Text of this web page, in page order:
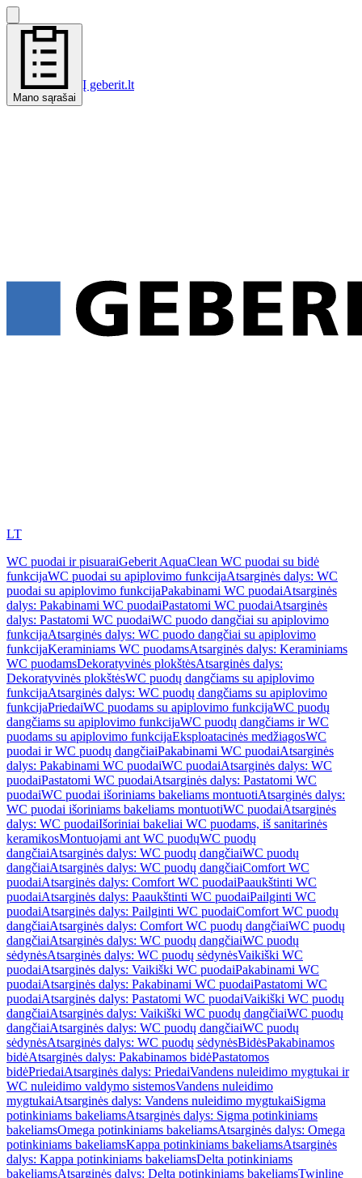
Mano sąrašai
Į geberit.lt
LT
WC puodai ir pisuaraiGeberit AquaClean WC puodai su bidė
funkcijaWC puodai su apiplovimo funkcijaAtsarginės dalys: WC
puodai su apiplovimo funkcijaPakabinami WC puodaiAtsarginės
dalys: Pakabinami WC puodaiPastatomi WC puodaiAtsarginės
dalys: Pastatomi WC puodaiWC puodo dangčiai su apiplovimo
funkcijaAtsarginės dalys: WC puodo dangčiai su apiplovimo
funkcijaKeraminiams WC puodamsAtsarginės dalys: Keraminiams
WC puodamsDekoratyvinės plokštėsAtsarginės dalys:
Dekoratyvinės plokštėsWC puodų dangčiams su apiplovimo
funkcijaAtsarginės dalys: WC puodų dangčiams su apiplovimo
funkcijaPriedaiWC puodams su apiplovimo funkcijaWC puodų
dangčiams su apiplovimo funkcijaWC puodų dangčiams ir WC
puodams su apiplovimo funkcijaEksploatacinės medžiagosWC
puodai ir WC puodų dangčiaiPakabinami WC puodaiAtsarginės
dalys: Pakabinami WC puodaiWC puodaiAtsarginės dalys: WC
puodaiPastatomi WC puodaiAtsarginės dalys: Pastatomi WC
puodaiWC puodai išoriniams bakeliams montuotiAtsarginės dalys:
WC puodai išoriniams bakeliams montuotiWC puodaiAtsarginės
dalys: WC puodaiIšoriniai bakeliai WC puodams, iš sanitarinės
keramikosMontuojami ant WC puodųWC puodų
dangčiaiAtsarginės dalys: WC puodų dangčiaiWC puodų
dangčiaiAtsarginės dalys: WC puodų dangčiaiComfort WC
puodaiAtsarginės dalys: Comfort WC puodaiPaaukštinti WC
puodaiAtsarginės dalys: Paaukštinti WC puodaiPailginti WC
puodaiAtsarginės dalys: Pailginti WC puodaiComfort WC puodų
dangčiaiAtsarginės dalys: Comfort WC puodų dangčiaiWC puodų
dangčiaiAtsarginės dalys: WC puodų dangčiaiWC puodų
sėdynėsAtsarginės dalys: WC puodų sėdynėsVaikiški WC
puodaiAtsarginės dalys: Vaikiški WC puodaiPakabinami WC
puodaiAtsarginės dalys: Pakabinami WC puodaiPastatomi WC
puodaiAtsarginės dalys: Pastatomi WC puodaiVaikiški WC puodų
dangčiaiAtsarginės dalys: Vaikiški WC puodų dangčiaiWC puodų
dangčiaiAtsarginės dalys: WC puodų dangčiaiWC puodų
sėdynėsAtsarginės dalys: WC puodų sėdynėsBidėsPakabinamos
bidėAtsarginės dalys: Pakabinamos bidėPastatomos
bidėPriedaiAtsarginės dalys: PriedaiVandens nuleidimo mygtukai ir
WC nuleidimo valdymo sistemosVandens nuleidimo
mygtukaiAtsarginės dalys: Vandens nuleidimo mygtukaiSigma
potinkiniams bakeliamsAtsarginės dalys: Sigma potinkiniams
bakeliamsOmega potinkiniams bakeliamsAtsarginės dalys: Omega
potinkiniams bakeliamsKappa potinkiniams bakeliamsAtsarginės
dalys: Kappa potinkiniams bakeliamsDelta potinkiniams
bakeliamsAtsarginės dalys: Delta potinkiniams bakeliamsTwinline